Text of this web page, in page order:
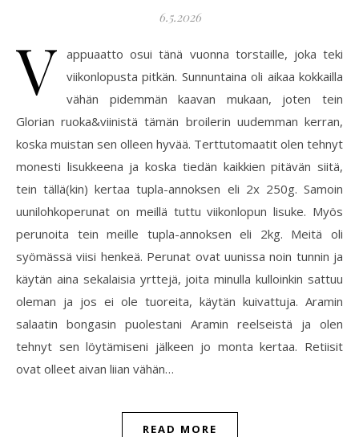
6.5.2026
V appuaatto osui tänä vuonna torstaille, joka teki
viikonlopusta pitkän. Sunnuntaina oli aikaa kokkailla
vähän pidemmän kaavan mukaan, joten tein
Glorian ruoka&viinistä tämän broilerin uudemman kerran,
koska muistan sen olleen hyvää. Terttutomaatit olen tehnyt
monesti lisukkeena ja koska tiedän kaikkien pitävän siitä,
tein tällä(kin) kertaa tupla-annoksen eli 2x 250g. Samoin
uunilohkoperunat on meillä tuttu viikonlopun lisuke. Myös
perunoita tein meille tupla-annoksen eli 2kg. Meitä oli
syömässä viisi henkeä. Perunat ovat uunissa noin tunnin ja
käytän aina sekalaisia yrttejä, joita minulla kulloinkin sattuu
oleman ja jos ei ole tuoreita, käytän kuivattuja. Aramin
salaatin bongasin puolestani Aramin reelseistä ja olen
tehnyt sen löytämiseni jälkeen jo monta kertaa. Retiisit
ovat olleet aivan liian vähän…
READ MORE